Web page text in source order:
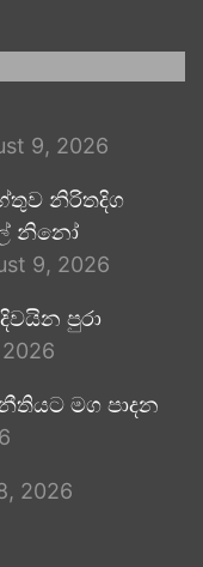
9, 2026
නිරිතදිග
නිනෝ
9, 2026
පුරා
මග පාදන
2026